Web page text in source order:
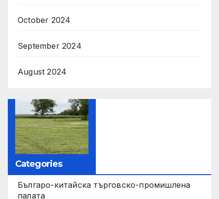
October 2024
September 2024
August 2024
Categories
Българо-китайска търговско-промишлена
палата